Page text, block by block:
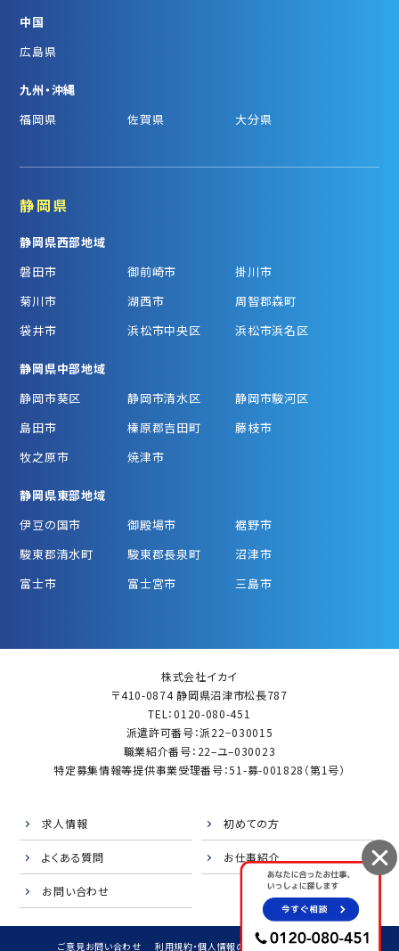
中国
広島県
九州・沖縄
福岡県
佐賀県 大分県
静岡県
静岡県西部地域
磐田市
御前崎市
掛川市
菊川市
湖西市
周智郡森町
袋井市
浜松市中央区 浜松市浜名区
静岡県中部地域
静岡市葵区
静岡市清水区
静岡市駿河区
島田市
榛原郡吉田町
藤枝市
牧之原市
焼津市
静岡県東部地域
伊豆の国市
御殿場市
裾野市
駿東郡清水町
駿東郡長泉町
沼津市
富士市
富士宮市 三島市
株式会社イカイ
〒410-0874 静岡県沼津市松長787
TEL：0120-080-451
派遣許可番号：派22−030015
職業紹介番号：22–ユ–030023
特定募集情報等提供事業受理番号：51-募-001828（第1号）
求人情報 初めての方
よくある質問 お仕事紹介
お問い合わせ
ご意見お問い合わせ 利用規約・個人情報の取扱 サイトマップ